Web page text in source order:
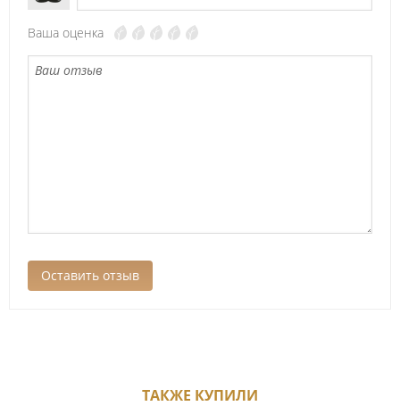
Ваша оценка
ТАКЖЕ КУПИЛИ